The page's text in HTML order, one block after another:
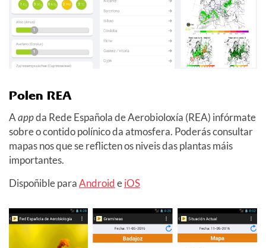
Polen REA
Aappda Rede Española de Aerobioloxía (REA) infórmate
sobre o contido polínico da atmosfera. Poderás consultar
mapas nos que se reflicten os niveis das plantas máis
importantes.
Dispoñible paraAndroideiOS